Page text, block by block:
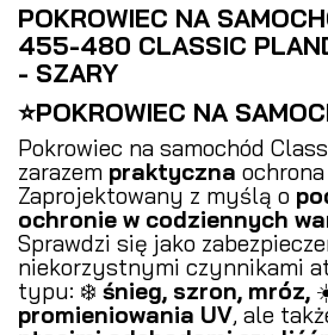
POKROWIEC NA
455-480 CLASSIC
- SZARY
⭐POKROWIEC NA
Pokrowiec na samochód
zarazem praktyczna
Zaprojektowany z myślą o
ochronie w codziennych
Sprawdzi się jako
niekorzystnymi czynnikami
typu: ❄️ śnieg, szron, mróz,
promieniowania UV, ale